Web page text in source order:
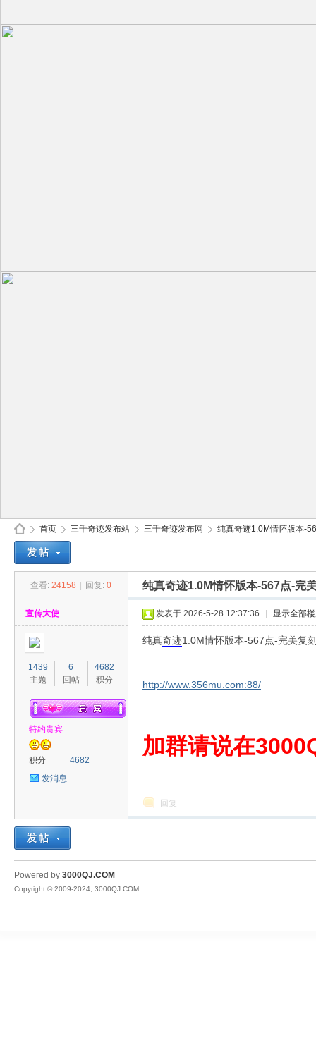
QJ
首页
›
三千奇迹发布站 三千奇迹发布网
›
纯真奇迹1.0M情怀版本-
查看: 24158 回复: 0 纯真奇迹1.0M情怀版本-567点-完
宣传大使
1439
主题
6
回帖
4682
积分
特约贵宾
积分
4682
发消息
发表于 2026-5-28 12:37:36 显示全部
纯真奇迹1.0M情怀版本-567点-完美复
http://www.356mu.com:88/
加群请说在
回复
Powered by 3000QJ.COM
Copyright © 2009-2024, 3000QJ.COM